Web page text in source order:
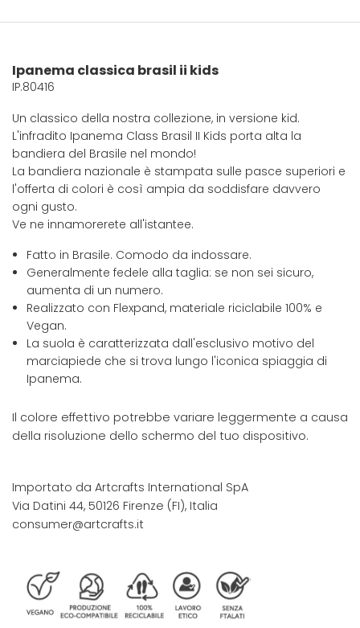
Ipanema classica brasil ii kids
IP.80416
Un classico della nostra collezione, in versione kid.
L'infradito Ipanema Class Brasil II Kids porta alta la
bandiera del Brasile nel mondo!
La bandiera nazionale è stampata sulle pasce superiori e
l'offerta di colori è così ampia da soddisfare davvero
ogni gusto.
Ve ne innamorerete all'istantee.
Fatto in Brasile. Comodo da indossare.
Generalmente fedele alla taglia: se non sei sicuro,
aumenta di un numero.
Realizzato con Flexpand, materiale riciclabile 100% e
Vegan.
La suola è caratterizzata dall'esclusivo motivo del
marciapiede che si trova lungo l'iconica spiaggia di
Ipanema.
Il colore effettivo potrebbe variare leggermente a causa
della risoluzione dello schermo del tuo dispositivo.
Importato da Artcrafts International SpA
Via Datini 44, 50126 Firenze (FI), Italia
consumer@artcrafts.it